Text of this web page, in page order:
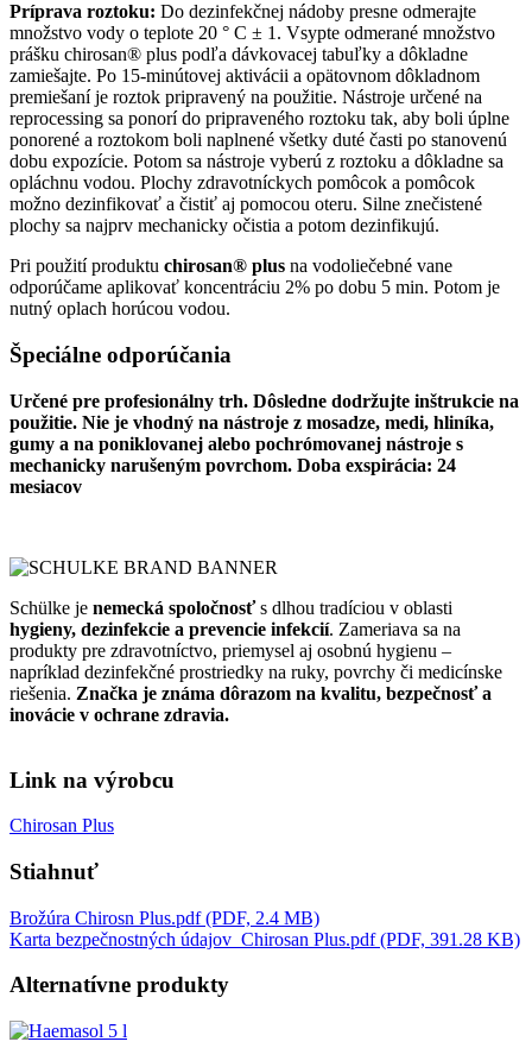
Príprava roztoku: Do dezinfekčnej nádoby presne odmerajte
množstvo vody o teplote 20 ° C ± 1. Vsypte odmerané množstvo
prášku chirosan® plus podľa dávkovacej tabuľky a dôkladne
zamiešajte. Po 15-minútovej aktivácii a opätovnom dôkladnom
premiešaní je roztok pripravený na použitie. Nástroje určené na
reprocessing sa ponorí do pripraveného roztoku tak, aby boli úplne
ponorené a roztokom boli naplnené všetky duté časti po stanovenú
dobu expozície. Potom sa nástroje vyberú z roztoku a dôkladne sa
opláchnu vodou. Plochy zdravotníckych pomôcok a pomôcok
možno dezinfikovať a čistiť aj pomocou oteru. Silne znečistené
plochy sa najprv mechanicky očistia a potom dezinfikujú.
Pri použití produktu chirosan® plus na vodoliečebné vane
odporúčame aplikovať koncentráciu 2% po dobu 5 min. Potom je
nutný oplach horúcou vodou.
Špeciálne odporúčania
Určené pre profesionálny trh. Dôsledne dodržujte inštrukcie na
použitie. Nie je vhodný na nástroje z mosadze, medi, hliníka,
gumy a na poniklovanej alebo pochrómovanej nástroje s
mechanicky narušeným povrchom. Doba exspirácia: 24
mesiacov
Schülke je nemecká spoločnosťs dlhou tradíciou v oblasti
hygieny, dezinfekcie a prevencie infekcií. Zameriava sa na
produkty pre zdravotníctvo, priemysel aj osobnú hygienu –
napríklad dezinfekčné prostriedky na ruky, povrchy či medicínske
riešenia. Značka je známa dôrazom na kvalitu, bezpečnosť a
inovácie v ochrane zdravia.
Link na výrobcu
Chirosan Plus
Stiahnuť
Brožúra Chirosn Plus.pdf (PDF, 2.4 MB)
Karta bezpečnostných údajov_Chirosan Plus.pdf (PDF, 391.28 KB)
Alternatívne produkty
Obrázok